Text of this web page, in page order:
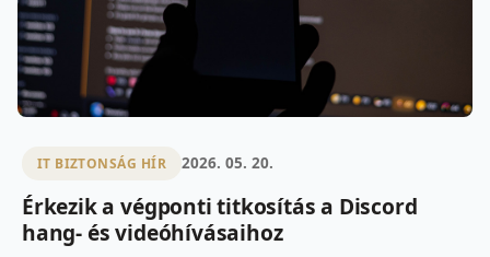
IT BIZTONSÁG HÍR 2026. 05. 20.
Érkezik a végponti titkosítás a Discord
hang- és videóhívásaihoz